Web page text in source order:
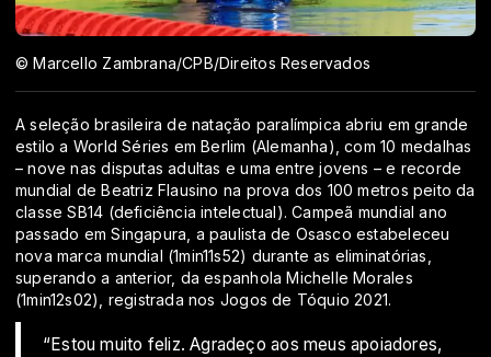
© Marcello Zambrana/CPB/Direitos Reservados
A seleção brasileira de natação paralímpica abriu em grande
estilo a World Séries em Berlim (Alemanha), com 10 medalhas
– nove nas disputas adultas e uma entre jovens – e recorde
mundial de Beatriz Flausino na prova dos 100 metros peito da
classe SB14 (deficiência intelectual). Campeã mundial ano
passado em Singapura, a paulista de Osasco estabeleceu
nova marca mundial (1min11s52) durante as eliminatórias,
superando a anterior, da espanhola Michelle Morales
(1min12s02), registrada nos Jogos de Tóquio 2021.
“Estou muito feliz. Agradeço aos meus apoiadores,